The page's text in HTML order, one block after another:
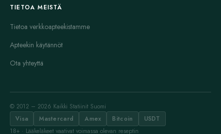
TIETOA MEISTÄ
Tietoa verkkoapteekistamme
Apteekin käytännöt
Ota yhteyttä
© 2012 – 2026 Kaikki Statiinit Suomi
Visa
Mastercard Amex Bitcoin
USDT
18+ · Lääkeläkeet vaativat voimassa olevan reseptin